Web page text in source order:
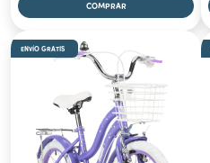
ENVÍO GRATIS